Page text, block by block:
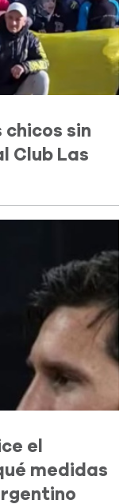
chicos sin
Club Las
el
medidas